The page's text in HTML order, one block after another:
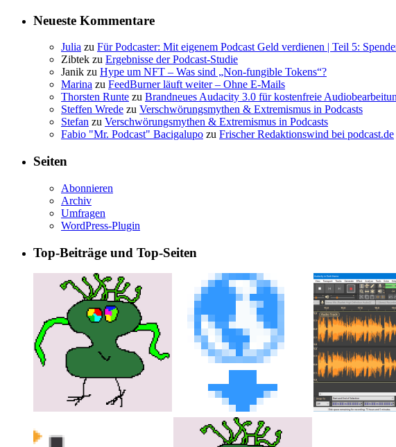
Neueste Kommentare
Julia zu Für Podcaster: Mit eigenem Podcast Geld verdienen | Teil 5:
Zibtek zu Ergebnisse der Podcast-Studie
Janik zu Hype um NFT – Was sind „Non-fungible Tokens“?
Marina zu FeedBurner läuft weiter – Ohne E-Mails
Thorsten Runte zu Brandneues Audacity 3.0 für kostenfreie
Steffen Wrede zu Verschwörungsmythen & Extremismus in Podcasts
Stefan zu Verschwörungsmythen & Extremismus in Podcasts
Fabio "Mr. Podcast" Bacigalupo zu Frischer Redaktionswind bei podcast.de
Seiten
Abonnieren
Archiv
Umfragen
WordPress-Plugin
Top-Beiträge und Top-Seiten